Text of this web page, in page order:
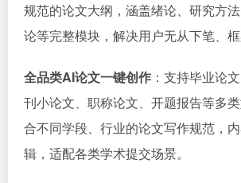
规范的论文大纲，涵盖绪论、研究方
论等完整模块，解决用户无从下笔、框
全品类AI论文一键创作 ：支持毕业论
刊小论文、职称论文、开题报告等多
合不同学段、行业的论文写作规范，
辑，适配各类学术提交场景。